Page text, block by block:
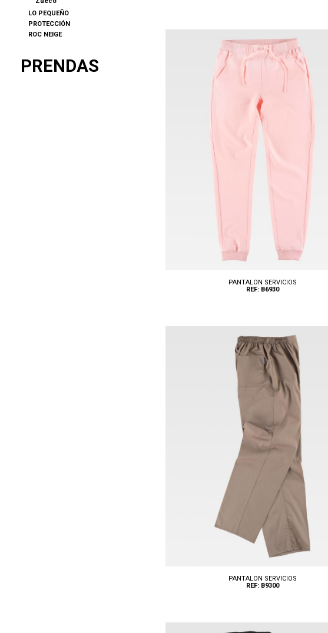
LO PEQUEÑO
PROTECCIÓN
ROC NEIGE
PRENDAS
Tallas: 38, 40, 42, 44, 46, 48, 50, 52, 54, 56, 58, 60
Tallas: S, M, L, XL, XXL
PANTALON SERVICIOS
REF: B6930
PANTALON SERVICIOS
REF: B9300